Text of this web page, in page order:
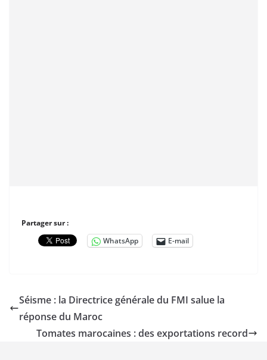
Partager sur :
WhatsApp
E-mail
Séisme : la Directrice générale du FMI salue la
réponse du Maroc
Tomates marocaines : des exportations record